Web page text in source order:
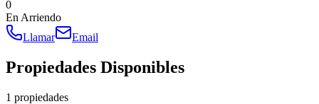
0
En Arriendo
Llamar
Email
Propiedades Disponibles
1 propiedades